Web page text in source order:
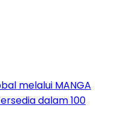
melalui MANGA
dalam 100